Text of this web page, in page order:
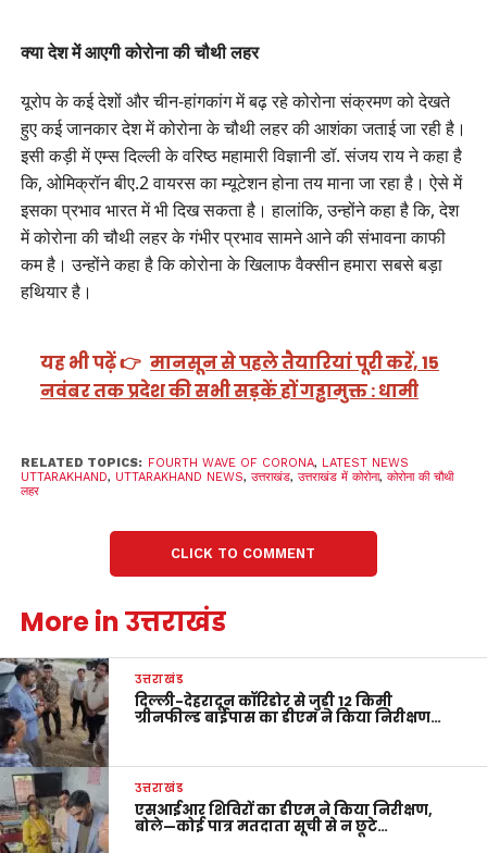
क्या देश में आएगी कोरोना की चौथी लहर
यूरोप के कई देशों और चीन-हांगकांग में बढ़ रहे कोरोना संक्रमण को देखते
हुए कई जानकार देश में कोरोना के चौथी लहर की आशंका जताई जा रही है।
इसी कड़ी में एम्स दिल्‍ली के वरिष्ठ महामारी विज्ञानी डॉ. संजय राय ने कहा है
कि, ओमिक्रॉन बीए.2 वायरस का म्यूटेशन होना तय माना जा रहा है। ऐसे में
इसका प्रभाव भारत में भी दिख सकता है। हालांकि, उन्होंने कहा है कि, देश
में कोरोना की चौथी लहर के गंभीर प्रभाव सामने आने की संभावना काफी
कम है। उन्होंने कहा है कि कोरोना के खिलाफ वैक्सीन हमारा सबसे बड़ा
हथियार है।
यह भी पढ़ें 👉 मानसून से पहले तैयारियां पूरी करें, 15
नवंबर तक प्रदेश की सभी सड़कें हों गड्ढामुक्त : धामी
RELATED TOPICS: FOURTH WAVE OF CORONA, LATEST NEWS
UTTARAKHAND, UTTARAKHAND NEWS, उत्तराखंड, उत्तराखंड में कोरोना, कोरोना की चौथी
लहर
CLICK TO COMMENT
More in उत्तराखंड
उत्तराखंड
दिल्ली-देहरादून कॉरिडोर से जुड़ी 12 किमी
ग्रीनफील्ड बाईपास का डीएम ने किया निरीक्षण…
उत्तराखंड
एसआईआर शिविरों का डीएम ने किया निरीक्षण,
बोले—कोई पात्र मतदाता सूची से न छूटे…